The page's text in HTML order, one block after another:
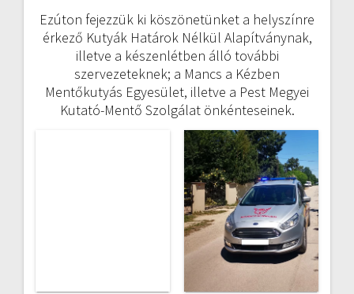
Ezúton fejezzük ki köszönetünket a helyszínre
érkező Kutyák Határok Nélkül Alapítványnak,
illetve a készenlétben álló további
szervezeteknek; a Mancs a Kézben
Mentőkutyás Egyesület, illetve a Pest Megyei
Kutató-Mentő Szolgálat önkénteseinek.